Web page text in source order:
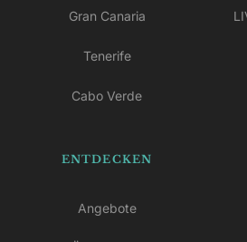
Gran Canaria
Tenerife
Cabo Verde
ENTDECKEN
Angebote